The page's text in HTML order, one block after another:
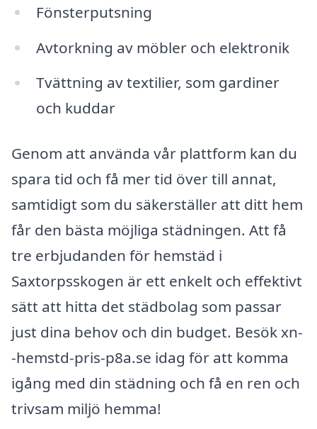
Fönsterputsning
Avtorkning av möbler och elektronik
Tvättning av textilier, som gardiner
och kuddar
Genom att använda vår plattform kan du
spara tid och få mer tid över till annat,
samtidigt som du säkerställer att ditt hem
får den bästa möjliga städningen. Att få
tre erbjudanden för hemstäd i
Saxtorpsskogen är ett enkelt och effektivt
sätt att hitta det städbolag som passar
just dina behov och din budget. Besök xn-
-hemstd-pris-p8a.se idag för att komma
igång med din städning och få en ren och
trivsam miljö hemma!